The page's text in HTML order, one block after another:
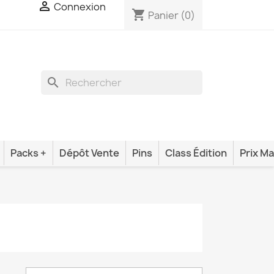
 Connexion
shopping_cart Panier (0)
search
Packs + Dépôt Vente Pins Class Édition Prix